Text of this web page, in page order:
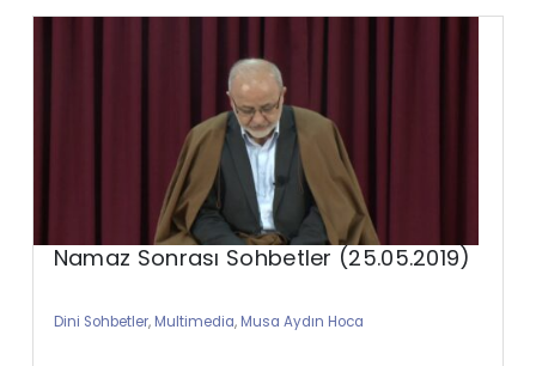
Namaz Sonrası Sohbetler (25.05.2019)
Dini Sohbetler, Multimedia, Musa Aydın Hoca